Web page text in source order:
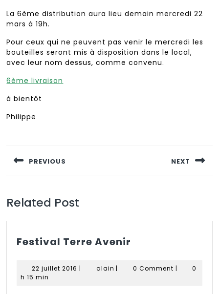
La 6ème distribution aura lieu demain mercredi 22
mars à 19h.
Pour ceux qui ne peuvent pas venir le mercredi les
bouteilles seront mis à disposition dans le local,
avec leur nom dessus, comme convenu.
6ème livraison
à bientôt
Philippe
l’article
PREVIOUS NEXT
Related Post
Festival Terre Avenir
Avenir
22 juillet 2016 22| alain alain
| 0 Comment |
0
h 15 min